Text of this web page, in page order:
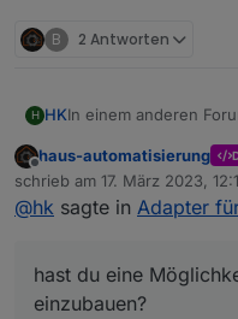
B 2 Antworten
H HKIn einem anderen
Ecoflow mqtt is no
password. Looks like
and iot-auth/app/
As I though, they
dein Script
Offline
haus-automatisierung
schrieb am 17. März 2023,
zuletzt editiert von
@hk sagte in Adapter
hast du eine
einzubauen?